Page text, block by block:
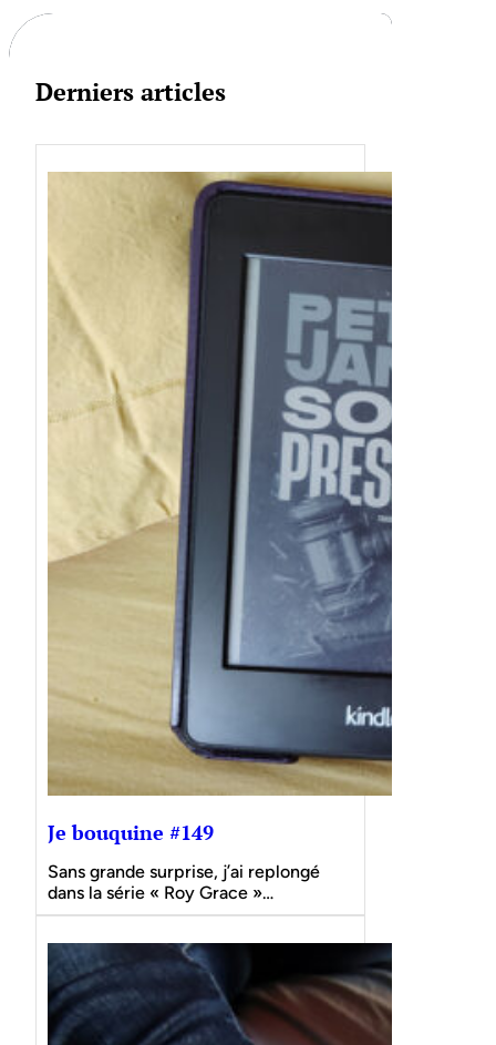
h
Derniers articles
Je bouquine #149
Sans grande surprise, j’ai replongé
dans la série « Roy Grace »…